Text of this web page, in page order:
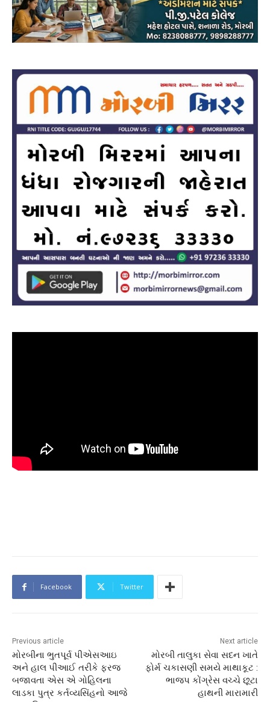
Facebook Twitter
Previous article
મોરબીના ભુતપૂર્વ પીએસઆઇ
અને હાલ પીઆઈ તરીકે ફરજ
બજાવતા એસ એ ગોહિલના
લાડકા પુત્ર કર્તવ્યસિંહનો આજે
Next article
મોરબી તાલુકા સેવા સદન ખાતે
ફોર્મ ચકાસણી સમયે માથાકૂટ :
ભાજપ કોંગ્રેસ વચ્ચે છૂટા
હાથની મારામારી